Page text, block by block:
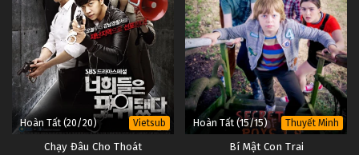
Hoàn Tất (20/20) Vietsub
Chạy Đâu Cho Thoát
Hoàn Tất (15/15) Thuyết Minh
Bí Mật Con Trai